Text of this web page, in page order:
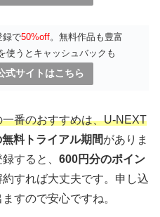
録で50%off。無料作品も豊富
使うとキャッシュバックも
式サイトはこちら
番のおすすめは、U-NEXT
料トライアル期間がありま
すると、 600円分のポイン
すれば大丈夫です。申し込
すので安心ですね。